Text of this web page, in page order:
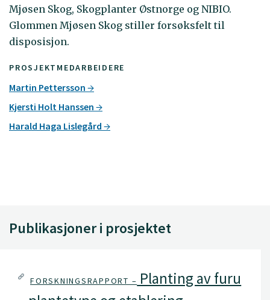
PROSJEKTMEDARBEIDERE
Martin Pettersson
Kjersti Holt Hanssen
Harald Haga Lislegård
Mjøsen Skog, Skogplanter Østnorge og NIBIO.
Glommen Mjøsen Skog stiller forsøksfelt til
disposisjon.
Publikasjoner i prosjektet
FORSKNINGSRAPPORT – Planting av furu